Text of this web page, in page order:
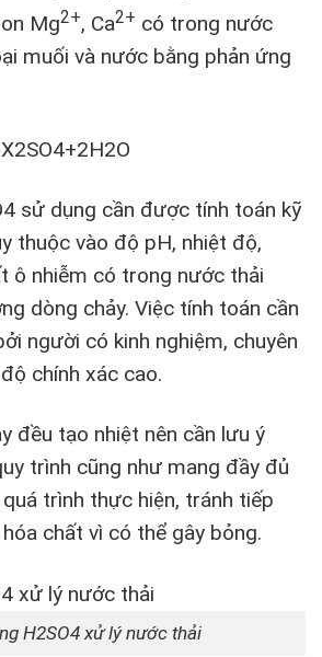
Mg2+, Ca2+ có trong nước
muối và nước bằng phản ứng
sử dụng cần được tính toán kỹ
thuộc vào độ pH, nhiệt độ,
ô nhiễm có trong nước thải
dòng chảy. Việc tính toán cần
người có kinh nghiệm, chuyên
chính xác cao.
đều tạo nhiệt nên cần lưu ý
trình cũng như mang đầy đủ
trình thực hiện, tránh tiếp
chất vì có thể gây bỏng.
H2SO4 xử lý nước thải